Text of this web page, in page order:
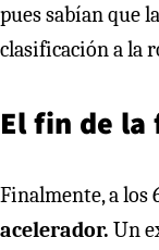
pues sabían que
clasificación a la
El fin de la
Finalmente, a los
acelerador. Un